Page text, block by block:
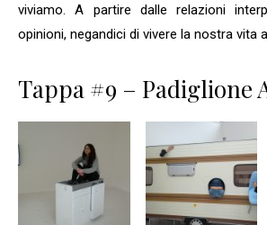
viviamo. A partire dalle relazioni
opinioni, negandici di vivere la nostra vita
Tappa #9 – Padiglione